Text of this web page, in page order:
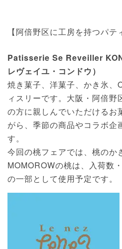
【阿倍野区に工房を持つパテ
Patisserie Se Reveiller
レヴェイユ・コンドウ）
焼き菓子、洋菓子、かき氷、
ィスリーです。大阪・阿倍
の方に親しんでいただけるお
がら、季節の商品やコラボ企
す。
今回の桃フェアでは、桃のか
MOMOROWの桃は、入荷数
の一部として使用予定です。